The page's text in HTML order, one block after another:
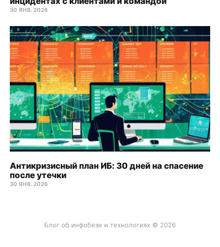
30 ЯНВ. 2026
Антикризисный план ИБ: 30 дней на спасение
после утечки
30 ЯНВ. 2026
Блог об инфобезе и технологиях © 2026